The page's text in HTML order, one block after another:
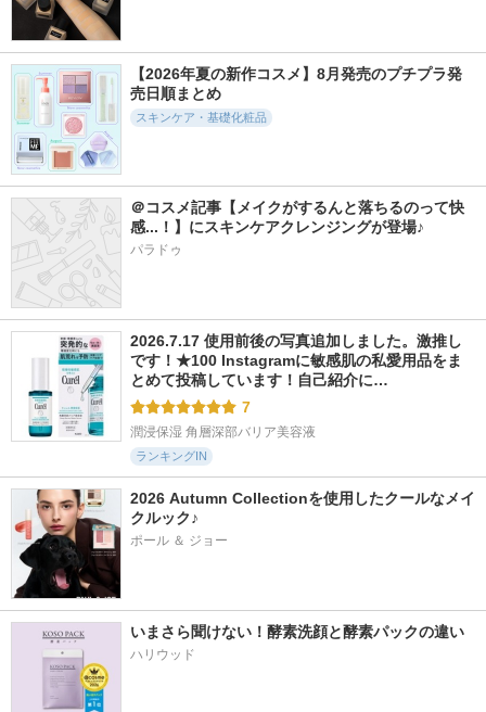
5.2
1314件
肌磨きジェルクレン
ニベア Eucerin
5.1
2436件
ニベア２ＷＡＹ美容
洗顔
ニベア
5.6
1012件
5.5
1690件
【2026年夏の新作コスメ】8月発売のプチプラ発
売日順まとめ
スキンケア・基礎化粧品
＠コスメ記事【メイクがするんと落ちるのって快
感...！】にスキンケアクレンジングが登場♪
パラドゥ
2026.7.17 使用前後の写真追加しました。激推し
です！★100 Instagramに敏感肌の私愛用品をま
とめて投稿しています！自己紹介に…
7
潤浸保湿 角層深部バリア美容液
ランキングIN
2026 Autumn Collectionを使用したクールなメイ
クルック♪
ポール ＆ ジョー
いまさら聞けない！酵素洗顔と酵素パックの違い
ハリウッド